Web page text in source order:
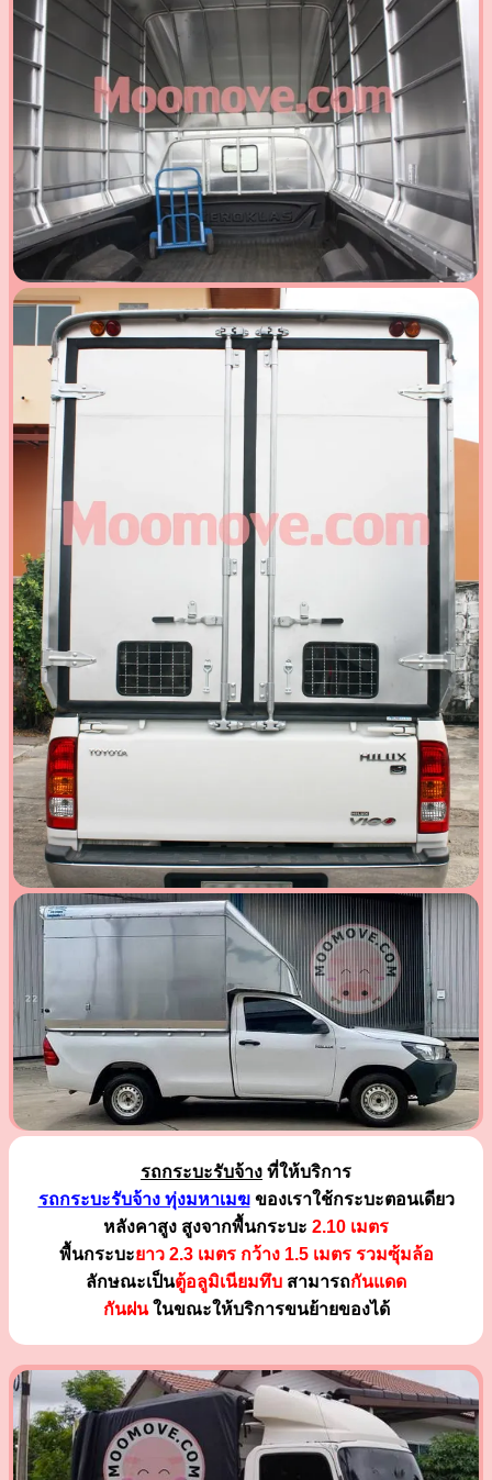
รถกระบะรับจ้าง ที่ให้บริการ
รถกระบะรับจ้าง ทุ่งมหาเมฆของเราใช้กระบะตอนเดียว
หลังคาสูง สูงจากพื้นกระบะ 2.10 เมตร
พื้นกระบะยาว 2.3 เมตร กว้าง 1.5 เมตร รวมซุ้มล้อ
ลักษณะเป็นตู้อลูมิเนียมทึบ สามารถกันแดด
กันฝนในขณะให้บริการขนย้ายของได้